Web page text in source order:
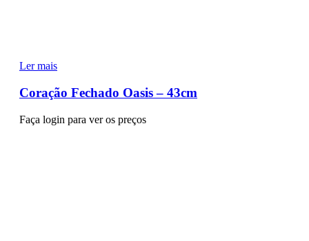
Ler mais
Coração Fechado Oasis – 43cm
Faça login para ver os preços